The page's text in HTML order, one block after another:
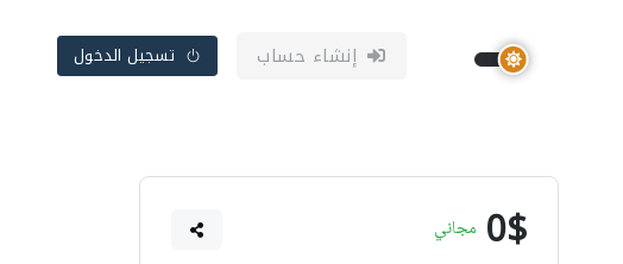
إنشاء حساب تسجيل الدخول
0$ مجاني